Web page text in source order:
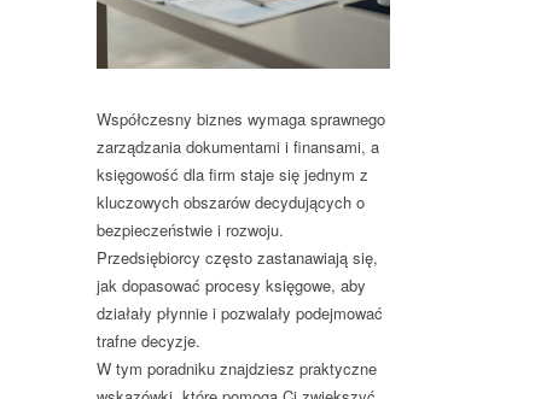
Współczesny biznes wymaga sprawnego
zarządzania dokumentami i finansami, a
księgowość dla firm staje się jednym z
kluczowych obszarów decydujących o
bezpieczeństwie i rozwoju.
Przedsiębiorcy często zastanawiają się,
jak dopasować procesy księgowe, aby
działały płynnie i pozwalały podejmować
trafne decyzje.
W tym poradniku znajdziesz praktyczne